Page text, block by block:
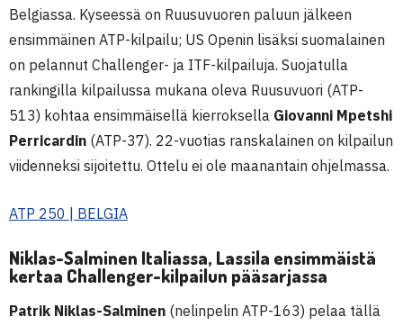
Belgiassa. Kyseessä on Ruusuvuoren paluun jälkeen
ensimmäinen ATP-kilpailu; US Openin lisäksi suomalainen
on pelannut Challenger- ja ITF-kilpailuja. Suojatulla
rankingilla kilpailussa mukana oleva Ruusuvuori (ATP-
513) kohtaa ensimmäisellä kierroksella Giovanni Mpetshi
Perricardin (ATP-37). 22-vuotias ranskalainen on kilpailun
viidenneksi sijoitettu. Ottelu ei ole maanantain ohjelmassa.
ATP 250 | BELGIA
Niklas-Salminen Italiassa, Lassila ensimmäistä
kertaa Challenger-kilpailun pääsarjassa
Patrik Niklas-Salminen (nelinpelin ATP-163) pelaa tällä